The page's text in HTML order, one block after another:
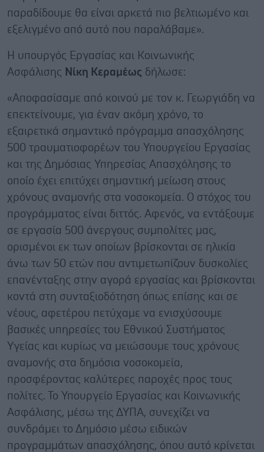
παραδίδουμε θα είναι αρκετά πιο βελτιωμένο και
εξελιγμένο από αυτό που παραλάβαμε».
Η υπουργός Εργασίας και Κοινωνικής
Ασφάλισης Νίκη Κεραμέως δήλωσε:
«Αποφασίσαμε από κοινού με τον κ. Γεωργιάδη να
επεκτείνουμε, για έναν ακόμη χρόνο, το
εξαιρετικά σημαντικό πρόγραμμα απασχόλησης
500 τραυματιοφορέων του Υπουργείου Εργασίας
και της Δημόσιας Υπηρεσίας Απασχόλησης το
οποίο έχει επιτύχει σημαντική μείωση στους
χρόνους αναμονής στα νοσοκομεία. Ο στόχος του
προγράμματος είναι διττός. Αφενός, να εντάξουμε
σε εργασία 500 άνεργους συμπολίτες μας,
ορισμένοι εκ των οποίων βρίσκονται σε ηλικία
άνω των 50 ετών που αντιμετωπίζουν δυσκολίες
επανένταξης στην αγορά εργασίας και βρίσκονται
κοντά στη συνταξιοδότηση όπως επίσης και σε
νέους, αφετέρου πετύχαμε να ενισχύσουμε
βασικές υπηρεσίες του Εθνικού Συστήματος
Υγείας και κυρίως να μειώσουμε τους χρόνους
αναμονής στα δημόσια νοσοκομεία,
προσφέροντας καλύτερες παροχές προς τους
πολίτες. Το Υπουργείο Εργασίας και Κοινωνικής
Ασφάλισης, μέσω της ΔΥΠΑ, συνεχίζει να
συνδράμει το Δημόσιο μέσω ειδικών
προγραμμάτων απασχόλησης, όπου αυτό κρίνεται